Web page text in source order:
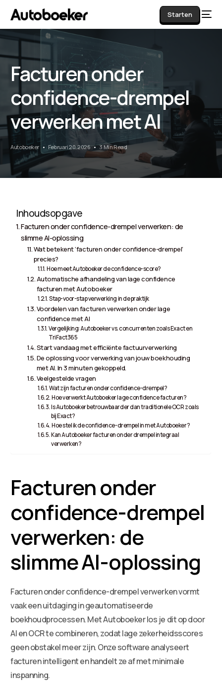
Starten
Facturen onder
confidence-drempel
verwerken met AI
Autoboeker Februari 20, 2026 3 Min Read
Inhoudsopgave
Facturen onder confidence-drempel verwerken: de
slimme AI-oplossing
Wat betekent ‘facturen onder confidence-drempel’
precies?
Hoe meet Autoboeker de confidence-score?
Automatische afhandeling van lage confidence
facturen met Autoboeker
Stap-voor-stap verwerking in de praktijk
Voordelen van facturen verwerken onder lage
confidence met AI
Vergelijking: Autoboeker vs. concurrenten zoals Exact en
TriFact365
Start vandaag met efficiënte factuurverwerking
De oplossing voor verwerking van jouw boekhouding
met AI. In 3 minuten gekoppeld.
Veelgestelde vragen
Wat zijn facturen onder confidence-drempel?
Hoe verwerkt Autoboeker lage confidence facturen?
Is Autoboeker betrouwbaarder dan traditionele OCR zoals
bij Exact?
Hoe stel ik de confidence-drempel in met Autoboeker?
Kan Autoboeker facturen onder drempel integraal
verwerken?
Facturen onder
confidence-drempel
verwerken: de
slimme AI-oplossing
Facturen onder confidence-drempel verwerken vormt
vaak een uitdaging in geautomatiseerde
boekhoudprocessen. Met Autoboeker los je dit op door
AI en OCR te combineren, zodat lage zekerheidsscores
geen obstakel meer zijn. Onze software analyseert
facturen intelligent en handelt ze af met minimale
inspanning.